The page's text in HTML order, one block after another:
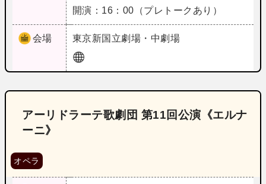
開演：16：00（プレトークあり）
会場 東京新国立劇場・中劇場
アーリドラーテ歌劇団 第11回公演《エルナ
ーニ》
オペラ